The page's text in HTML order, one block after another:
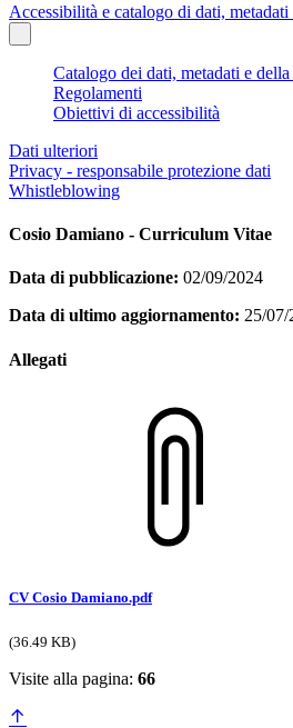
Accessibilità e catalogo di dati, metadati
Catalogo dei dati, metadati e
Regolamenti
Obiettivi di accessibilità
Dati ulteriori
Privacy - responsabile protezione dati
Whistleblowing
Cosio Damiano - Curriculum Vitae
Data di pubblicazione: 02/09/2024
Data di ultimo aggiornamento: 25/07/
Allegati
CV Cosio Damiano.pdf
(36.49 KB)
Visite alla pagina: 66